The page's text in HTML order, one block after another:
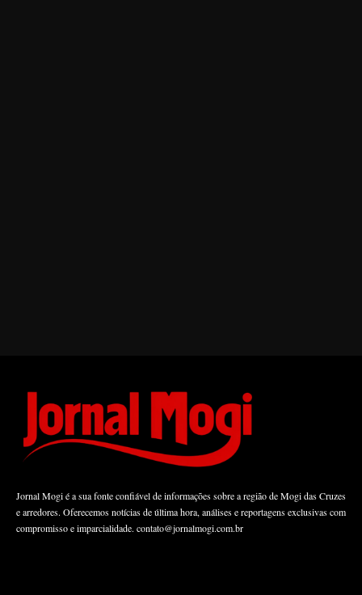
Jornal Mogi é a sua fonte confiável de informações sobre a região de Mogi das Cruzes
e arredores. Oferecemos notícias de última hora, análises e reportagens exclusivas com
compromisso e imparcialidade. contato@jornalmogi.com.br